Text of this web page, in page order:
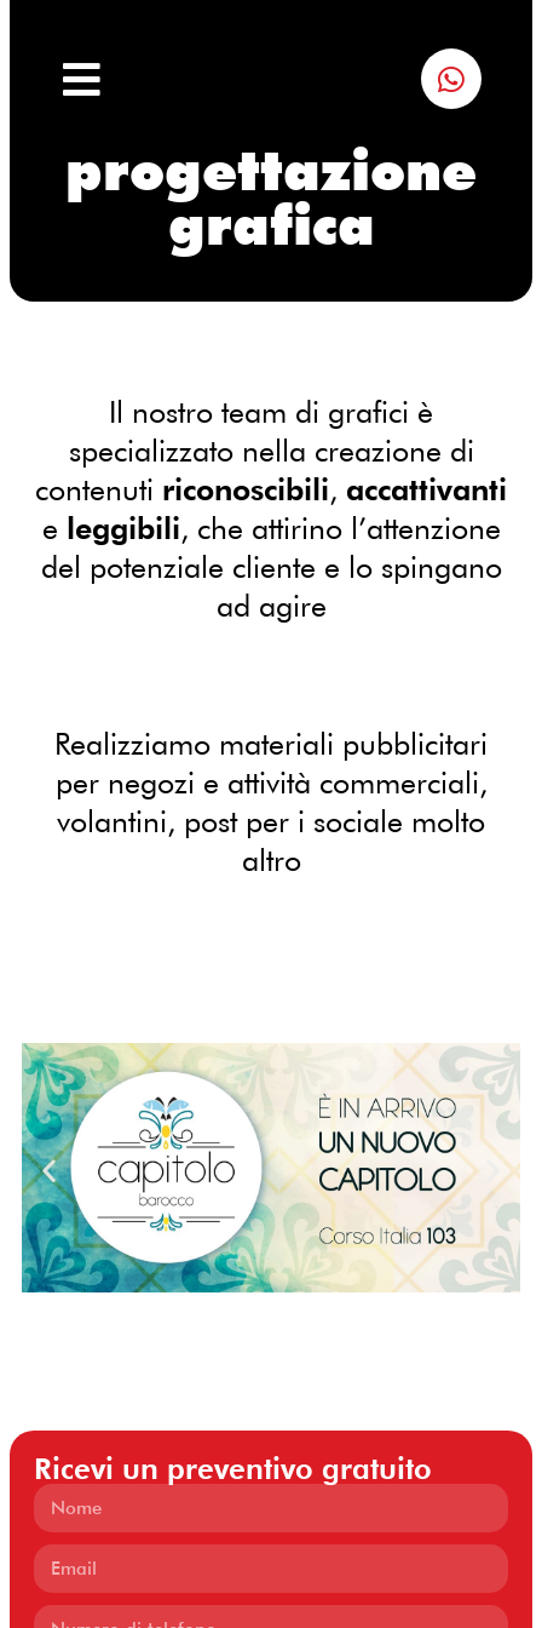
progettazione
grafica
Il nostro team di grafici è
specializzato nella creazione di
contenuti riconoscibili, accattivanti
e leggibili, che attirino l’attenzione
del potenziale cliente e lo spingano
ad agire
Realizziamo materiali pubblicitari
per negozi e attività commerciali,
volantini, post per i sociale molto
altro
Ricevi un preventivo gratuito